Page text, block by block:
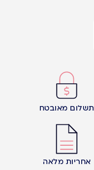
תשלום מאובטח
אחריות מלאה